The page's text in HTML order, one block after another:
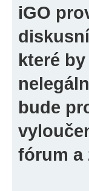
iGO
které
bude
fórum a